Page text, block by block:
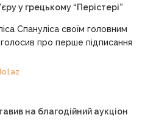
у грецькому “Перістері”
Спануліса своїм головним
про перше підписання
на благодійний аукціон